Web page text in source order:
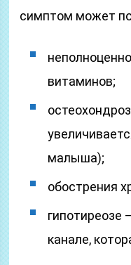
симптом может
витаминов;
малыша);
обострения
гипотиреозе
канале,